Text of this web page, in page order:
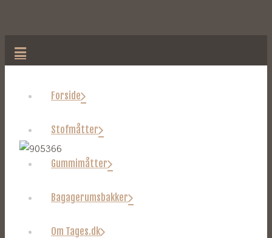
Forside
Stofmåtter
Gummimåtter
Bagagerumsbakker
Om Tages.dk